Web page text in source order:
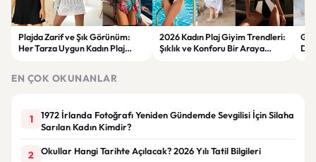
Plajda Zarif ve Şık Görünüm:
Her Tarza Uygun Kadın Plaj
2026 Kadın Plaj Giyim Trendleri:
Şıklık ve Konforu Bir Araya
EN ÇOK OKUNANLAR
1
1972 İrlanda Fotoğrafı Yeniden Gündemde Sevgilisi İçin Silaha
Sarılan Kadın Kimdir?
2 Okullar Hangi Tarihte Açılacak? 2026 Yılı Tatil Bilgileri